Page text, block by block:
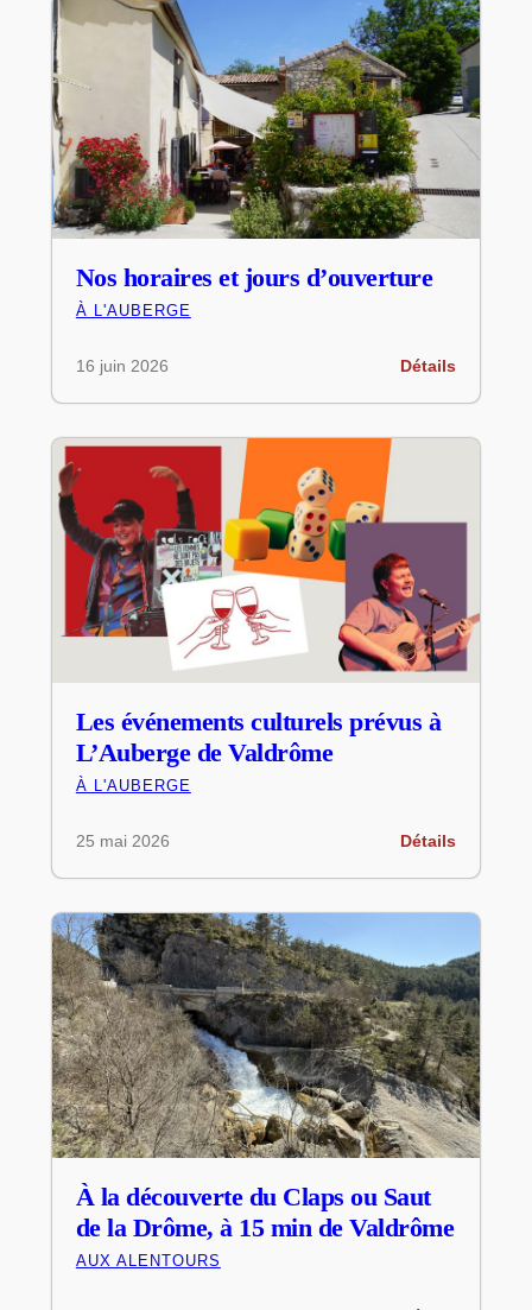
Nos horaires et jours d’ouverture
À L'AUBERGE
16 juin 2026 Détails
Les événements culturels prévus à
L’Auberge de Valdrôme
À L'AUBERGE
25 mai 2026 Détails
À la découverte du Claps ou Saut
de la Drôme, à 15 min de Valdrôme
AUX ALENTOURS